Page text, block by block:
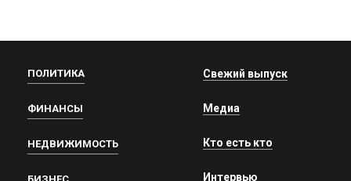
ПОЛИТИКА
ФИНАНСЫ
НЕДВИЖИМОСТЬ
Свежий выпуск
Медиа
Кто есть кто
Интервью